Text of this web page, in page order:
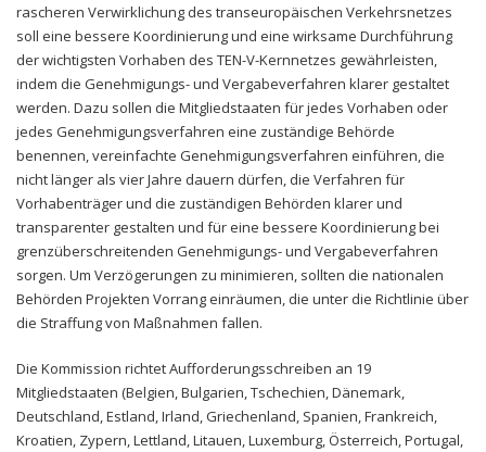
rascheren Verwirklichung des transeuropäischen Verkehrsnetzes
soll eine bessere Koordinierung und eine wirksame Durchführung
der wichtigsten Vorhaben des TEN-V-Kernnetzes gewährleisten,
indem die Genehmigungs- und Vergabeverfahren klarer gestaltet
werden. Dazu sollen die Mitgliedstaaten für jedes Vorhaben oder
jedes Genehmigungsverfahren eine zuständige Behörde
benennen, vereinfachte Genehmigungsverfahren einführen, die
nicht länger als vier Jahre dauern dürfen, die Verfahren für
Vorhabenträger und die zuständigen Behörden klarer und
transparenter gestalten und für eine bessere Koordinierung bei
grenzüberschreitenden Genehmigungs- und Vergabeverfahren
sorgen. Um Verzögerungen zu minimieren, sollten die nationalen
Behörden Projekten Vorrang einräumen, die unter die Richtlinie über
die Straffung von Maßnahmen fallen.
Die Kommission richtet Aufforderungsschreiben an 19
Mitgliedstaaten (Belgien, Bulgarien, Tschechien, Dänemark,
Deutschland, Estland, Irland, Griechenland, Spanien, Frankreich,
Kroatien, Zypern, Lettland, Litauen, Luxemburg, Österreich, Portugal,